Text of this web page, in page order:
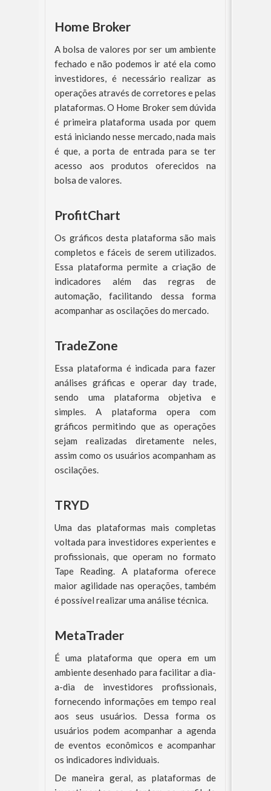
Home Broker
A bolsa de valores por ser um ambiente
fechado e não podemos ir até ela como
investidores, é necessário realizar as
operações através de corretores e pelas
plataformas. O Home Broker sem dúvida
é primeira plataforma usada por quem
está iniciando nesse mercado, nada mais
é que, a porta de entrada para se ter
acesso aos produtos oferecidos na
bolsa de valores.
ProfitChart
Os gráficos desta plataforma são mais
completos e fáceis de serem utilizados.
Essa plataforma permite a criação de
indicadores além das regras de
automação, facilitando dessa forma
acompanhar as oscilações do mercado.
TradeZone
Essa plataforma é indicada para fazer
análises gráficas e operar day trade,
sendo uma plataforma objetiva e
simples. A plataforma opera com
gráficos permitindo que as operações
sejam realizadas diretamente neles,
assim como os usuários acompanham as
oscilações.
TRYD
Uma das plataformas mais completas
voltada para investidores experientes e
profissionais, que operam no formato
Tape Reading. A plataforma oferece
maior agilidade nas operações, também
é possível realizar uma análise técnica.
MetaTrader
É uma plataforma que opera em um
ambiente desenhado para facilitar a dia-
a-dia de investidores profissionais,
fornecendo informações em tempo real
aos seus usuários. Dessa forma os
usuários podem acompanhar a agenda
de eventos econômicos e acompanhar
os indicadores individuais.
De maneira geral, as plataformas de